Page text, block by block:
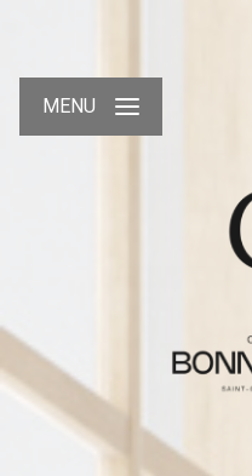
MENU